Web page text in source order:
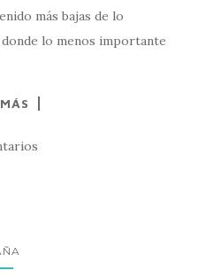
más bajas de lo
lo menos importante